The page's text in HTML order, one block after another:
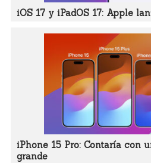
iOS 17 y iPadOS 17: Apple
iPhone 15 Pro: Contaría con
grande